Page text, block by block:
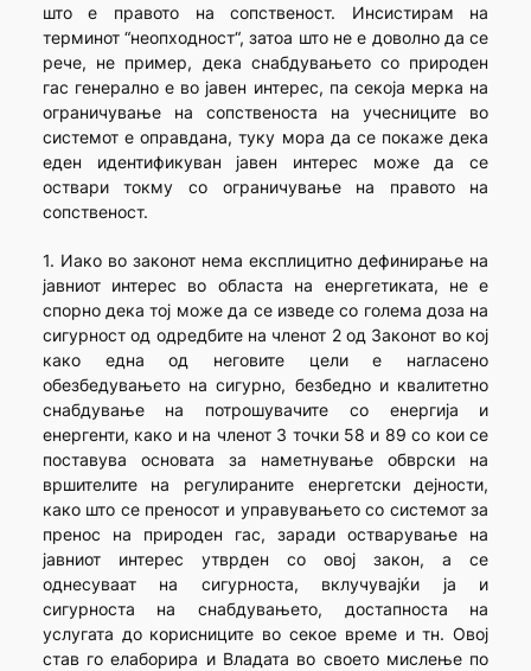
што е правото на сопственост. Инсистирам на
терминот “неопходност“, затоа што не е доволно да се
рече, не пример, дека снабдувањето со природен
гас генерално е во јавен интерес, па секоја мерка на
ограничување на сопственоста на учесниците во
системот е оправдана, туку мора да се покаже дека
еден идентификуван јавен интерес може да се
оствари токму со ограничување на правото на
сопственост.
1. Иако во законот нема експлицитно дефинирање на
јавниот интерес во областа на енергетиката, не е
спорно дека тој може да се изведе со голема доза на
сигурност од одредбите на членот 2 од Законот во кој
како една од неговите цели е нагласено
обезбедувањето на сигурно, безбедно и квалитетно
снабдување на потрошувачите со енергија и
енергенти, како и на членот 3 точки 58 и 89 со кои се
поставува основата за наметнување обврски на
вршителите на регулираните енергетски дејности,
како што се преносот и управувањето со системот за
пренос на природен гас, заради остварување на
јавниот интерес утврден со овој закон, а се
однесуваат на сигурноста, вклучувајќи ја и
сигурноста на снабдувањето, достапноста на
услугата до корисниците во секое време и тн. Овој
став го елаборира и Владата во своето мислење по